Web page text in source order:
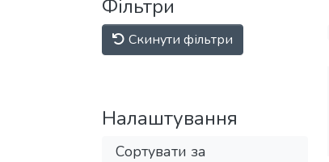
Фільтри
Скинути фільтри
Налаштування
Сортувати за